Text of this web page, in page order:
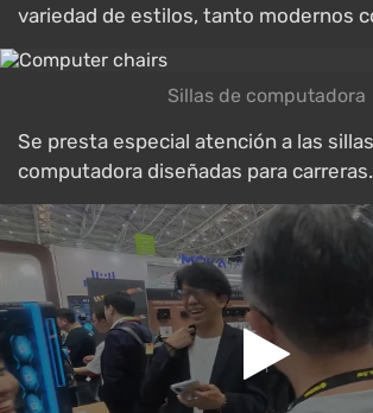
variedad de estilos, tanto modernos
Sillas de computadora
Se presta especial atención a las
computadora diseñadas para carreras.